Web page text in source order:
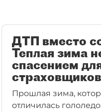
ДТП вместо
Теплая зима
спасением
страховщиков
Прошлая зима,
отличилась